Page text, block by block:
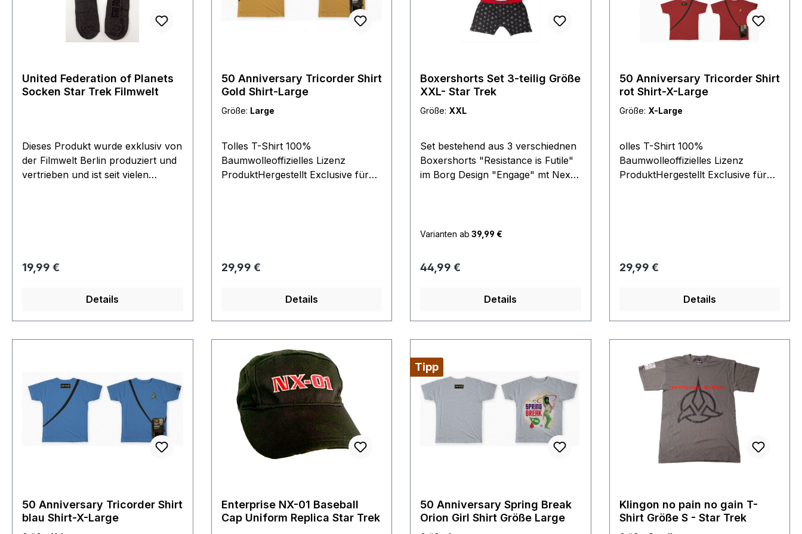
United Federation of Planets
Socken Star Trek Filmwelt
Dieses Produkt wurde exklusiv von
der Filmwelt Berlin produziert und
vertrieben und ist seit vielen
Regulärer Preis:
19,99 €
Details
50 Anniversary Tricorder Shirt
Gold Shirt-Large
Größe: Large
Tolles T-Shirt 100%
Baumwolleoffizielles Lizenz
ProduktHergestellt Exclusive für
Regulärer Preis:
29,99 €
Details
Boxershorts Set 3-teilig Größe
XXL- Star Trek
Größe: XXL
Set bestehend aus 3 verschiednen
Boxershorts "Resistance is Futile"
im Borg Design "Engage" mt Next
XXL:44" - 46" Material 100%
China hergestellt 2015 für Think
Geek Rarität aus dem Filmwelt
Varianten ab 39,99 €
Regulärer Preis:
44,99 €
Details
50 Anniversary Tricorder Shirt
rot Shirt-X-Large
Größe: X-Large
olles T-Shirt 100%
Baumwolleoffizielles Lizenz
ProduktHergestellt Exclusive für
Regulärer Preis:
29,99 €
Details
50 Anniversary Tricorder Shirt
blau Shirt-X-Large
Enterprise NX-01 Baseball
Cap Uniform Replica Star Trek
Tipp
50 Anniversary Spring Break
Orion Girl Shirt Größe Large
Klingon no pain no gain T-
Shirt Größe S - Star Trek